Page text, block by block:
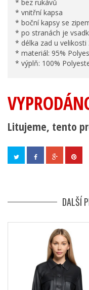
* bez rukávů
* vnitřní kapsa
* boční kapsy se
* po stranách je
* délka zad u velikosti
* materiál: 95%
* výplň: 100%
Litujeme, tento
DALŠÍ